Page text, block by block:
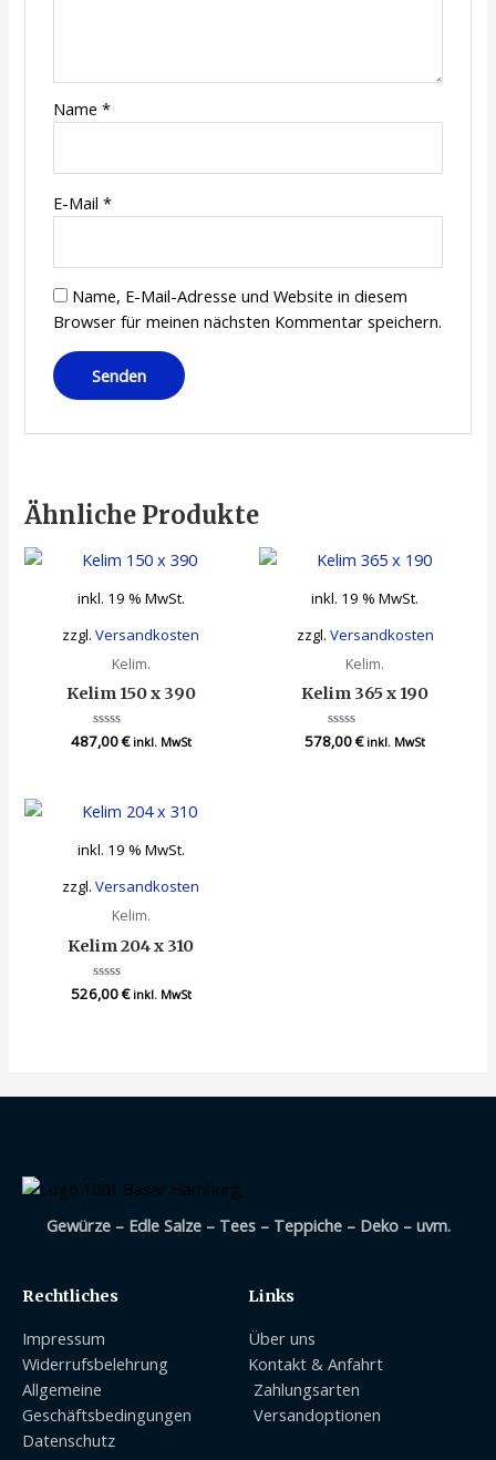
Name *
E-Mail *
Name, E-Mail-Adresse und Website in diesem
Browser für meinen nächsten Kommentar speichern.
Ähnliche Produkte
inkl. 19 % MwSt.
zzgl.Versandkosten
Kelim.
Kelim 150 x 390
Bewertet
mit
487,00€ inkl. MwSt
inkl. 19 % MwSt.
zzgl. Versandkosten
Kelim.
Kelim 365 x 190
Bewertet
mit
578,00€ inkl. MwSt
inkl. 19 % MwSt.
zzgl.Versandkosten
Kelim.
Kelim 204 x 310
Bewertet
mit
526,00€ inkl. MwSt
Gewürze – Edle Salze – Tees – Teppiche – Deko – uvm.
Rechtliches
Impressum
Widerrufsbelehrung
Allgemeine
Geschäftsbedingungen
Datenschutz
Links
Über uns
Kontakt & Anfahrt
Zahlungsarten
Versandoptionen